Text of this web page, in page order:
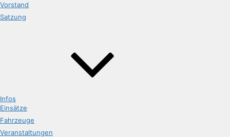
Vorstand
Satzung
Infos
Einsätze
Fahrzeuge
Veranstaltungen